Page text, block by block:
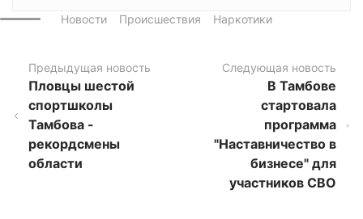
Новости Происшествия Наркотики
Предыдущая новость
Пловцы шестой
спортшколы
Тамбова -
рекордсмены
области
Следующая новость
В Тамбове
стартовала
программа
"Наставничество в
бизнесе" для
участников СВО